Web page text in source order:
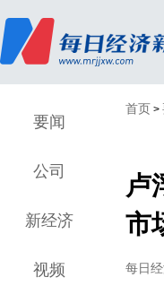
要闻
公司
新经济
视频
首页 >
卢
市
每日